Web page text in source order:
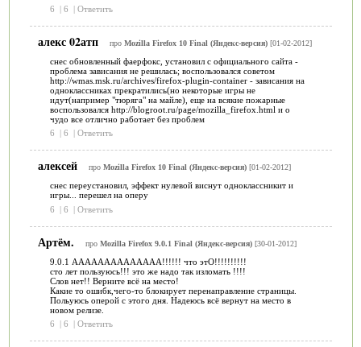
6
| 6 | Ответить
алекс 02атп про Mozilla Firefox 10 Final (Яндекс-версия)[01-02-2012]
снес обновленный фаерфокс, установил с официального сайта -
проблема зависания не решилась; воспользовался советом
http://wmas.msk.ru/archives/firefox-plugin-container - зависания на
одноклассниках прекратились(но некоторые игры не
идут(например "тюряга" на майле), еще на всякие пожарные
воспользовался http://blogroot.ru/page/mozilla_firefox.html и о
чудо все отлично работает без проблем
6
| 6 | Ответить
алексей про Mozilla Firefox 10 Final (Яндекс-версия)[01-02-2012]
снес переустановил, эффект нулевой виснут одноклассникит и
игры... перешел на оперу
6
| 6 | Ответить
Артём. про Mozilla Firefox 9.0.1 Final (Яндекс-версия)[30-01-2012]
9.0.1 АААААААААААААА!!!!!! что этО!!!!!!!!!!
сто лет пользуюсь!!! это же надо так изломать !!!!
Слов нет!! Верните всё на место!
Какие то ошибк,чего-то блокирует перенаправление страницы.
Польуюсь оперой с этого дня. Надеюсь всё вернут на место в
новом релизе.
6
| 6 | Ответить